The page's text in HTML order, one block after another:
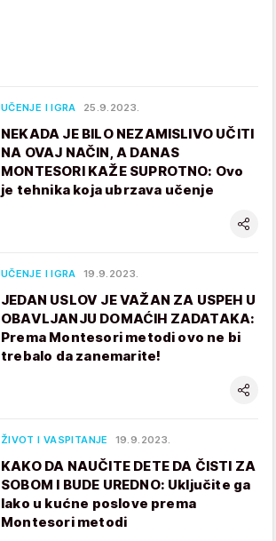
UČENJE I IGRA 25.9.2023.
NEKADA JE BILO NEZAMISLIVO UČITI
NA OVAJ NAČIN, A DANAS
MONTESORI KAŽE SUPROTNO: Ovo
je tehnika koja ubrzava učenje
UČENJE I IGRA 19.9.2023.
JEDAN USLOV JE VAŽAN ZA USPEH U
OBAVLJANJU DOMAĆIH ZADATAKA:
Prema Montesori metodi ovo ne bi
trebalo da zanemarite!
ŽIVOT I VASPITANJE 19.9.2023.
KAKO DA NAUČITE DETE DA ČISTI ZA
SOBOM I BUDE UREDNO: Uključite ga
lako u kućne poslove prema
Montesori metodi